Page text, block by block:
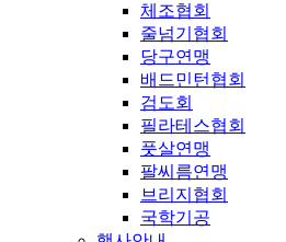
체조협회
줄넘기협회
당구연맹
배드민턴협회
검도회
필라테스협회
풋살연맹
팔씨름연맹
브리지협회
국학기공